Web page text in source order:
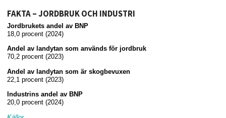
FAKTA – JORDBRUK OCH INDUSTRI
Jordbrukets andel av BNP
18,0 procent (2024)
Andel av landytan som används för jordbruk
70,2 procent (2023)
Andel av landytan som är skogbevuxen
22,1 procent (2023)
Industrins andel av BNP
20,0 procent (2024)